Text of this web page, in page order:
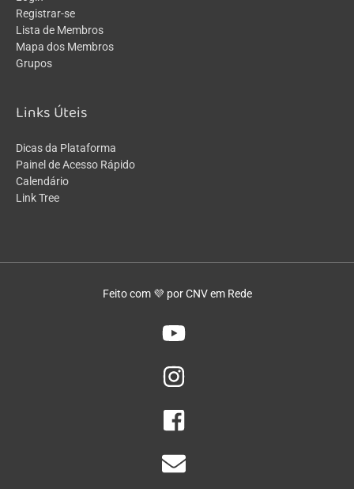
Registrar-se
Lista de Membros
Mapa dos Membros
Grupos
Links Úteis
Dicas da Plataforma
Painel de Acesso Rápido
Calendário
Link Tree
Feito com 💜 por CNV em Rede